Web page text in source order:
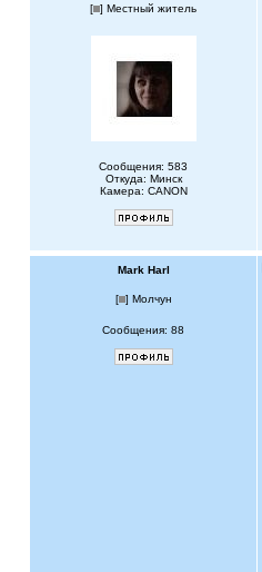
[ ] Местный житель
Сообщения: 583
Откуда: Минск
Камера: CANON
Mark Harl
[ ] Молчун
Сообщения: 88